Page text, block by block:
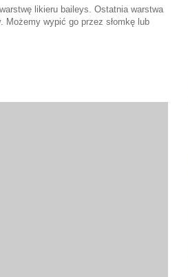
likieru baileys. Ostatnia warstwa
Możemy wypić go przez słomkę lub